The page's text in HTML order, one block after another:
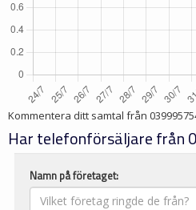
Kommentera ditt samtal från
Har telefonförsäljare från
Namn på företaget: